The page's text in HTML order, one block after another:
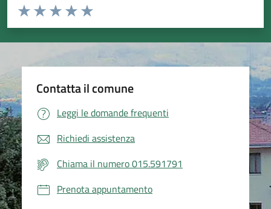
Valuta da 1 a 5 stelle la pagina
Valuta 5 stelle su 5
Valuta 4 stelle su 5
Valuta 3 stelle su 5
Valuta 2 stelle su 5
Valuta 1 stelle su 5
Contatta il comune
Leggi le domande frequenti
Richiedi assistenza
Chiama il numero 015.591791
Prenota appuntamento